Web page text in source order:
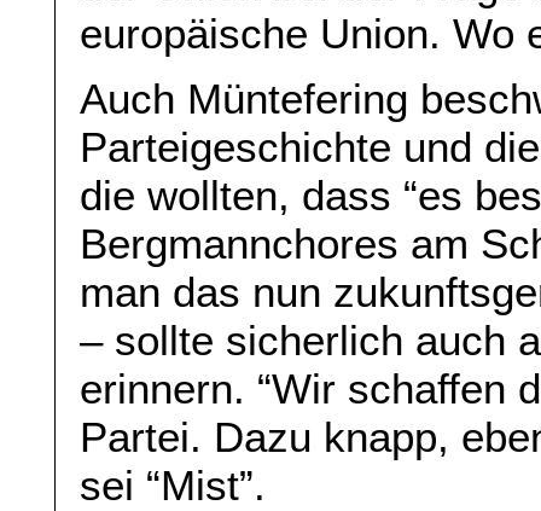
europäische Union. Wo
Auch Müntefering
Parteigeschichte und
die wollten, dass “es
Bergmannchores am
man das nun
– sollte sicherlich auch
erinnern. “Wir schaffen
Partei. Dazu knapp,
sei “Mist”.